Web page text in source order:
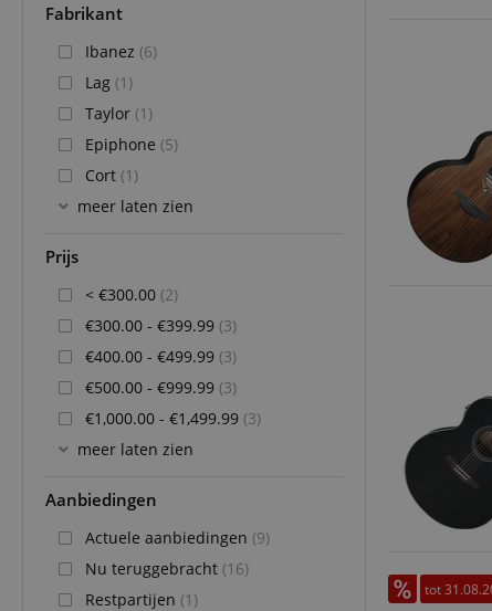
tot
Fabrikant
Ibanez (6)
Lag (1)
Taylor (1)
Epiphone (5)
Cort (1)
meer laten zien
Prijs
< €300.00 (2)
€300.00 - €399.99 (3)
€400.00 - €499.99 (3)
€500.00 - €999.99 (3)
€1,000.00 - €1,499.99 (3)
meer laten zien
Aanbiedingen
Actuele aanbiedingen (9)
Nu teruggebracht (16)
Restpartijen (1)